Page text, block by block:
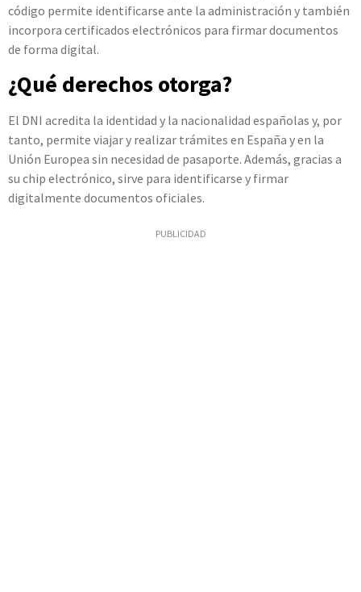
código permite identificarse ante la administración y también
incorpora certificados electrónicos para firmar documentos
de forma digital.
¿Qué derechos otorga?
El DNI acredita la identidad y la nacionalidad españolas y, por
tanto, permite viajar y realizar trámites en España y en la
Unión Europea sin necesidad de pasaporte. Además, gracias a
su chip electrónico, sirve para identificarse y firmar
digitalmente documentos oficiales.
PUBLICIDAD